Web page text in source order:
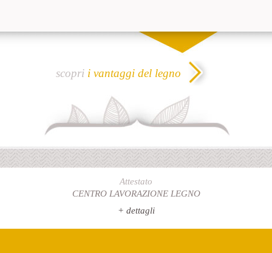
scopri i vantaggi del legno
Attestato
CENTRO LAVORAZIONE LEGNO
+ dettagli